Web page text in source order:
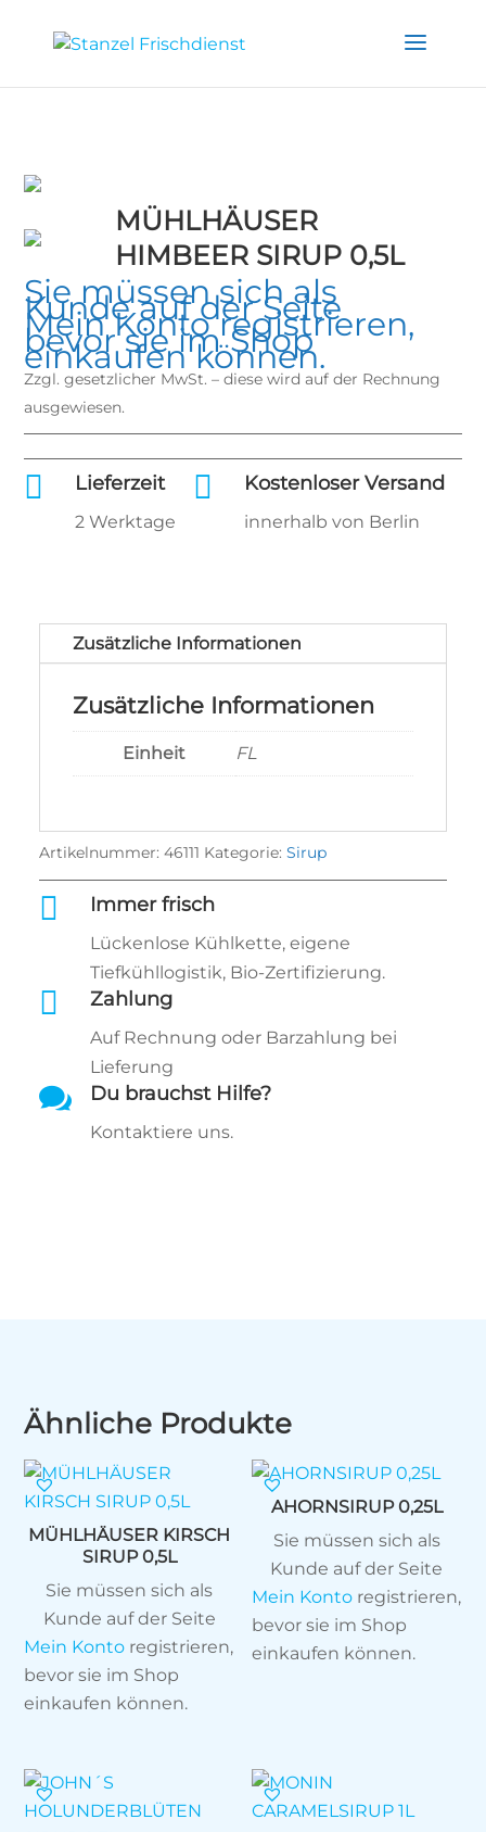
MÜHLHÄUSER
HIMBEER SIRUP 0,5L
Sie müssen sich als
Kunde auf der Seite
Mein Kontoregistrieren,
bevor sie im Shop
einkaufen können.
Zzgl. gesetzlicher MwSt. – diese wird auf der Rechnung
ausgewiesen.
 Lieferzeit
2 Werktage
 Kostenloser Versand
innerhalb von Berlin
Zusätzliche Informationen
Zusätzliche Informationen
Einheit FL
Artikelnummer: 46111 Kategorie: Sirup
 Immer frisch
Lückenlose Kühlkette, eigene
Tiefkühllogistik, Bio‑Zertifizierung.
 Zahlung
Auf Rechnung oder Barzahlung bei
Lieferung
 Du brauchst Hilfe?
Kontaktiere uns.
Ähnliche Produkte
MÜHLHÄUSER KIRSCH
SIRUP 0,5L
Sie müssen sich als
Kunde auf der Seite
Mein Konto registrieren,
bevor sie im Shop
einkaufen können.
AHORNSIRUP 0,25L
Sie müssen sich als
Kunde auf der Seite
Mein Konto registrieren,
bevor sie im Shop
einkaufen können.